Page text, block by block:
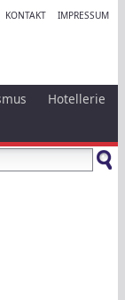
KONTAKT IMPRESSUM
Hotellerie